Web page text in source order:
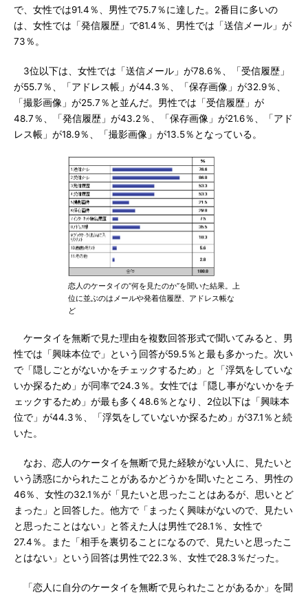
で、女性では91.4％、男性で75.7％に達した。2番目に多いの
は、女性では「発信履歴」で81.4％、男性では「送信メール」が
73％。
3位以下は、女性では「送信メール」が78.6％、「受信履歴」
が55.7％、「アドレス帳」が44.3％、「保存画像」が32.9％、
「撮影画像」が25.7％と並んだ。男性では「受信履歴」が
48.7％、「発信履歴」が43.2％、「保存画像」が21.6％、「アド
レス帳」が18.9％、「撮影画像」が13.5％となっている。
恋人のケータイの“何を見たのか”を聞いた結果。上
位に並ぶのはメールや発着信履歴、アドレス帳な
ど
ケータイを無断で見た理由を複数回答形式で聞いてみると、男
性では「興味本位で」という回答が59.5％と最も多かった。次い
で「隠しごとがないかをチェックするため」と「浮気をしていな
いか探るため」が同率で24.3％。女性では「隠し事がないかをチ
ェックするため」が最も多く48.6％となり、2位以下は「興味本
位で」が44.3％、「浮気をしていないか探るため」が37.1％と続
いた。
なお、恋人のケータイを無断で見た経験がない人に、見たいと
いう誘惑にかられたことがあるかどうかを聞いたところ、男性の
46％、女性の32.1％が「見たいと思ったことはあるが、思いとど
まった」と回答した。他方で「まったく興味がないので、見たい
と思ったことはない」と答えた人は男性で28.1％、女性で
27.4％。また「相手を裏切ることになるので、見たいと思ったこ
とはない」という回答は男性で22.3％、女性で28.3％だった。
「恋人に自分のケータイを無断で見られたことがあるか」を聞